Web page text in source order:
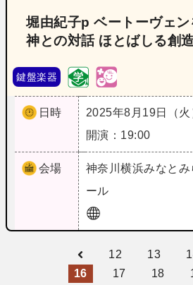
堀由紀子p ベートーヴェ
神との対話 ほとばしる創
鍵盤楽器
日時
2025年8月19日（火
開演：19:00
会場 神奈川横浜みなと
ール
12 13
16
17 18